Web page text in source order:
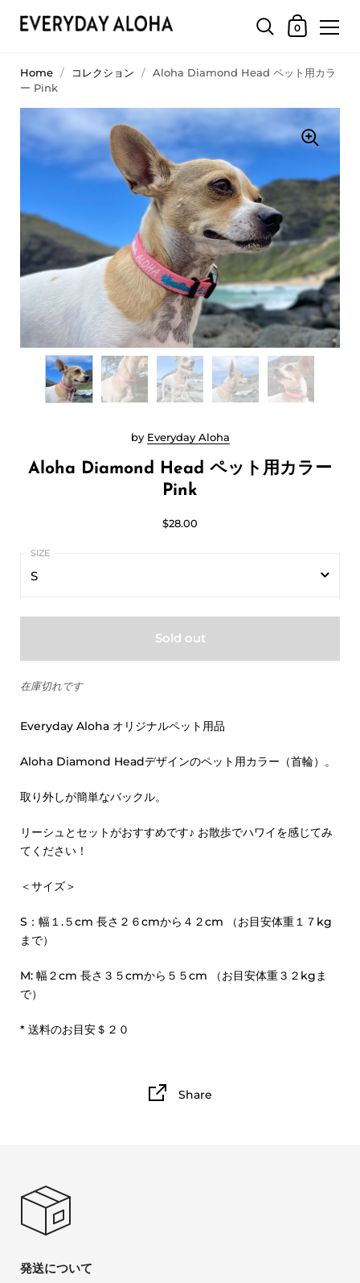
0
Aloha Diamond Head ペット用カラー
Pink
by Everyday Aloha
$28.00
S
Sold out
在庫切れです
Everyday Aloha オリジナルペット用品
Aloha Diamond Headデザインのペット用カラー（首輪）。
取り外しが簡単なバックル。
リーシュとセットがおすすめです♪ お散歩でハワイを感じてみ
てください！
＜サイズ＞
S：幅１.５cm 長さ２６cmから４２cm （お目安体重１７kg
まで）
M: 幅２cm 長さ３５cmから５５cm （お目安体重３２kgま
で）
* 送料のお目安＄２０
Share
Home / コレクション / Aloha Diamond Head ペット用カラ
ー Pink
発送について